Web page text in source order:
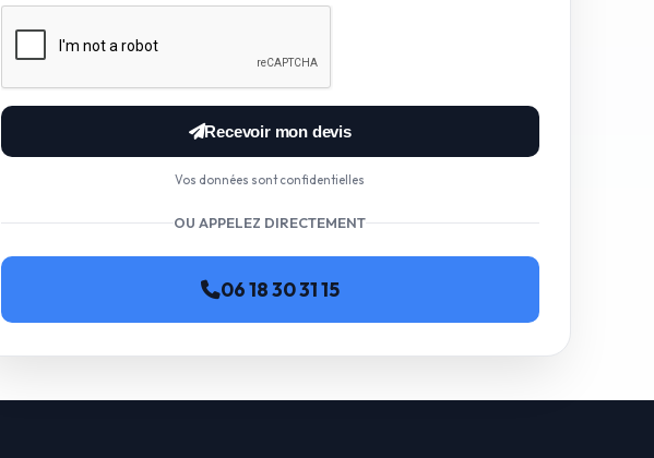
Recevoir mon devis
Vos données sont confidentielles
OU APPELEZ DIRECTEMENT
06 18 30 31 15